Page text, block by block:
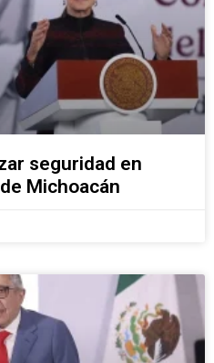
seguridad en
Michoacán